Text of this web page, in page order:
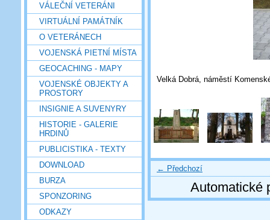
VÁLEČNÍ VETERÁNI
VIRTUÁLNÍ PAMÁTNÍK
O VETERÁNECH
VOJENSKÁ PIETNÍ MÍSTA
GEOCACHING - MAPY
VOJENSKÉ OBJEKTY A
PROSTORY
INSIGNIE A SUVENYRY
HISTORIE - GALERIE
HRDINŮ
PUBLICISTIKA - TEXTY
DOWNLOAD
BURZA
SPONZORING
ODKAZY
Velká Dobrá, náměstí
← Předchozí
Automatické